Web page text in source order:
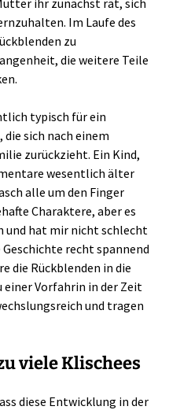
ihr zunächst rät, sich
Im Laufe des
zu
die weitere Teile
typisch für ein
die sich nach einem
zurückzieht. Ein Kind,
wesentlich älter
alle um den Finger
Charaktere, aber es
und hat mir nicht schlecht
recht spannend
die Rückblenden in die
einer Vorfahrin in der Zeit
und tragen
viele Klischees
diese Entwicklung in der